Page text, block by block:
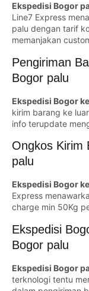
Ekspedisi Bogor
Line7 Express
palu dengan tarif
memanjakan
Pengiriman
Bogor palu
Ekspedisi Bogor
kirim barang ke
info terupdate
Ongkos Kirim
palu
Ekspedisi Bogor
Express
charge min 50Kg
Ekspedisi
Bogor palu
Ekspedisi Bogor
terknologi tentu